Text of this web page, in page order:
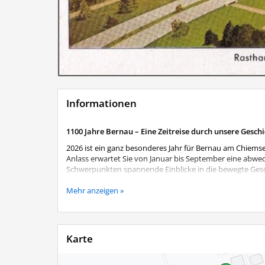
Informationen
1100 Jahre Bernau – Eine Zeitreise durch unsere
2026 ist ein ganz besonderes Jahr für Bernau am
Anlass erwartet Sie von Januar bis September eine
Schwerpunkten spannende Einblicke in die bewegte
Begeben Sie sich auf eine Zeitreise von den Anfängen
Perspektiven. Die Ausstellung verändert sich im Laufe
Aktuelles Ausstellungsthema
Reichsautobahn und Rasthaus - Entstehung und
und Mobilität. Doch wie entstand die Reichsautobahn,
jährigen Gemeindejubiläums widmet sich die aktuelle
Mehr anzeigen »
Karte